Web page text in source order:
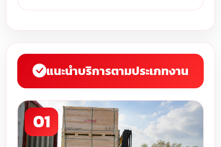
แนะนำบริการตามประเภทงาน
01